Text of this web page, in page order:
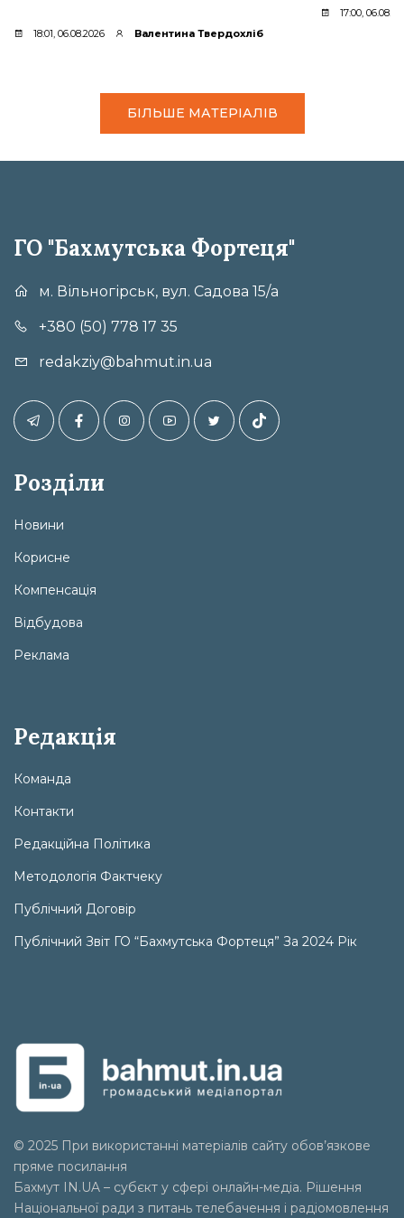
18:01, 06.08.2026 Валентина Твердохліб
17:00,
БІЛЬШЕ МАТЕРІАЛІВ
ГО "Бахмутська Фортеця"
м. Вільногірськ, вул. Садова 15/а
+380 (50) 778 17 35
redakziy@bahmut.in.ua
Розділи
Новини
Корисне
Компенсація
Відбудова
Реклама
Редакція
Команда
Контакти
Редакційна Політика
Методологія Фактчеку
Публічний Договір
Публічний Звіт ГО “Бахмутська Фортеця” За 2024 Рік
© 2025 При використанні матеріалів сайту обов’язкове
пряме посилання
Бахмут IN.UA – субєкт у сфері онлайн-медіа. Рішення
Національної ради з питань телебачення і радіомовлення